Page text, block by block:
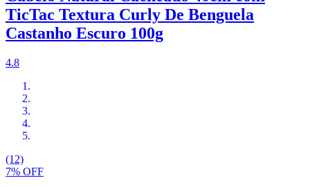
TicTac Textura Curly De Benguela
Castanho Escuro 100g
4.8
(12)
7% OFF